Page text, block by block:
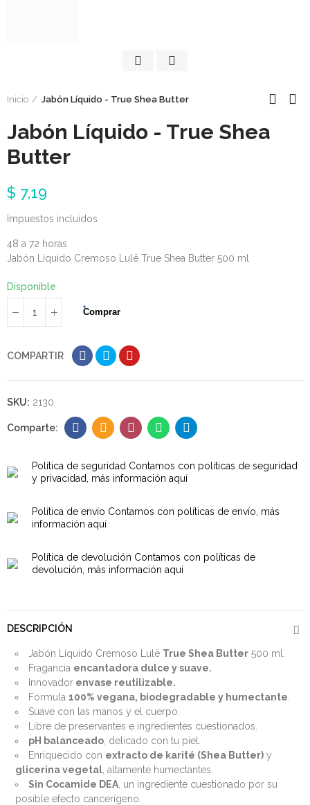
Inicio Jabón Líquido - True Shea Butter
Jabón Líquido - True Shea
Butter
$ 7,19
Impuestos incluidos
48 a 72 horas
Jabón Líquido Cremoso Lulë True Shea Butter 500 ml
Disponible
Comprar
COMPARTIR
SKU: 2130
Política de seguridad Contamos con políticas de seguridad
y privacidad, más información aquí
Política de envío Contamos con políticas de envío, más
información aquí
Política de devolución Contamos con políticas de
devolución, más información aquí
DESCRIPCIÓN
Jabón Líquido Cremoso Lulë True Shea Butter 500 ml.
Fragancia encantadora dulce y suave.
Innovador envase reutilizable.
Fórmula 100% vegana, biodegradable y humectante
Suave con las manos y el cuerpo.
Libre de preservantes e ingredientes cuestionados.
pH balanceado , delicado con tu piel.
Enriquecido con extracto de karité (Shea Butter) y
glicerina vegetal , altamente humectantes.
Sin Cocamide DEA , un ingrediente cuestionado por su
posible efecto cancerígeno.